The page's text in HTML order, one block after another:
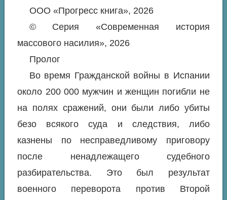
ООО «Прогресс книга», 2026
© Серия «Современная история
массового насилия», 2026
Пролог
Во время Гражданской войны в Испании
около 200 000 мужчин и женщин погибли не
на полях сражений, они были либо убиты
безо всякого суда и следствия, либо
казнены по несправедливому приговору
после ненадлежащего судебного
разбирательства. Это был результат
военного переворота против Второй